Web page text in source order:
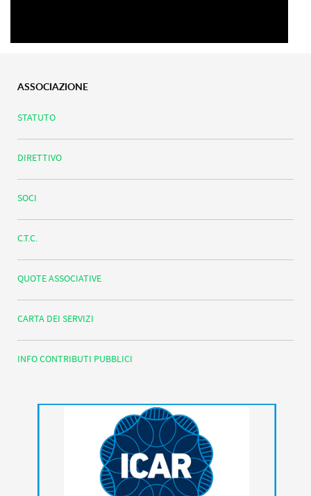
ASSOCIAZIONE
STATUTO
DIRETTIVO
SOCI
C.T.C.
QUOTE ASSOCIATIVE
CARTA DEI SERVIZI
INFO CONTRIBUTI PUBBLICI